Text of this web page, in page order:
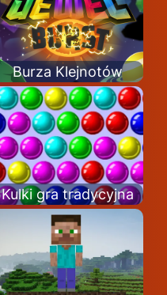
Burza Klejnotów
Kulki gra tradycyjna